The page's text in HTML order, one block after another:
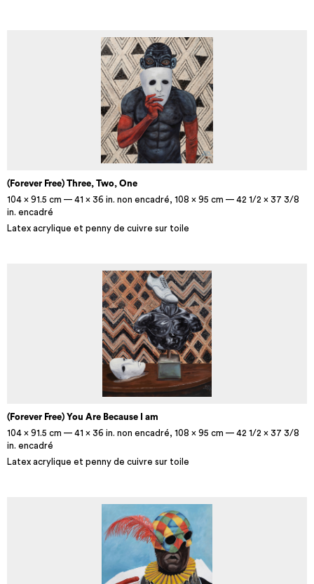
(Forever Free) Three, Two, One
104 x 91.5 cm — 41 x 36 in. non encadré, 108 x 95 cm — 42 1/2 x 37 3/8
in. encadré
Latex acrylique et penny de cuivre sur toile
(Forever Free) You Are Because I am
104 x 91.5 cm — 41 x 36 in. non encadré, 108 x 95 cm — 42 1/2 x 37 3/8
in. encadré
Latex acrylique et penny de cuivre sur toile